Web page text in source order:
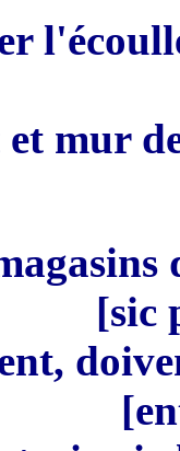
l'éc
et mur
gasins
[sic